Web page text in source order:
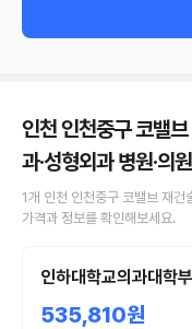
인천 인천중구 코밸
과·성형외과 병원·의원
1개 인천 인천중구 코밸브 재건
가격과 정보를 확인해보세요.
인하대학교의과대학
535,810원